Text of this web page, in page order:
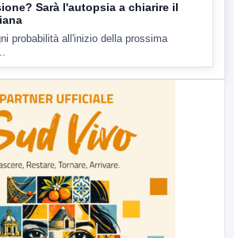
Sarà l'autopsia a chiarire il
probabilità all'inizio della prossima